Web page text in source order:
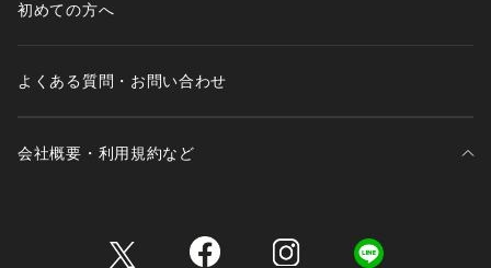
初めての方へ
よくある質問・お問い合わせ
会社概要・利用規約など